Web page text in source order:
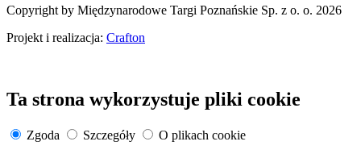
Copyright by Międzynarodowe Targi Poznańskie Sp. z o. o. 2026
Projekt i realizacja: Crafton
Ta strona wykorzystuje pliki cookie
Zgoda Szczegóły
O plikach cookie